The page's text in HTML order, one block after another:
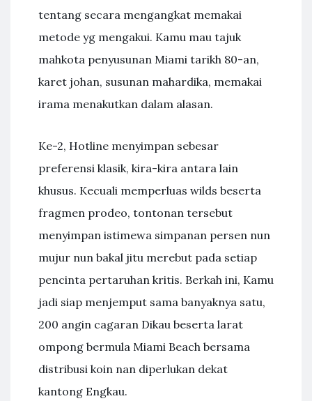
tentang secara mengangkat memakai
metode yg mengakui. Kamu mau tajuk
mahkota penyusunan Miami tarikh 80-an,
karet johan, susunan mahardika, memakai
irama menakutkan dalam alasan.
Ke-2, Hotline menyimpan sebesar
preferensi klasik, kira-kira antara lain
khusus. Kecuali memperluas wilds beserta
fragmen prodeo, tontonan tersebut
menyimpan istimewa simpanan persen nun
mujur nun bakal jitu merebut pada setiap
pencinta pertaruhan kritis. Berkah ini, Kamu
jadi siap menjemput sama banyaknya satu,
200 angin cagaran Dikau beserta larat
ompong bermula Miami Beach bersama
distribusi koin nan diperlukan dekat
kantong Engkau.